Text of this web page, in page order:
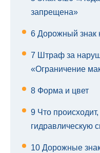
запрещена»
6 Дорожный знак
7 Штраф за
«Ограничение
8 Форма и цвет
9 Что
гидравлическую
10 Дорожные